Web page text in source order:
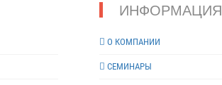
ИНФОРМАЦИЯ
О КОМПАНИИ
СЕМИНАРЫ